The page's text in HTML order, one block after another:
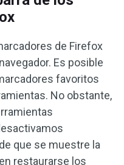
de Firefox
Es posible
favoritos
No obstante,
que se muestre la
restaurarse los